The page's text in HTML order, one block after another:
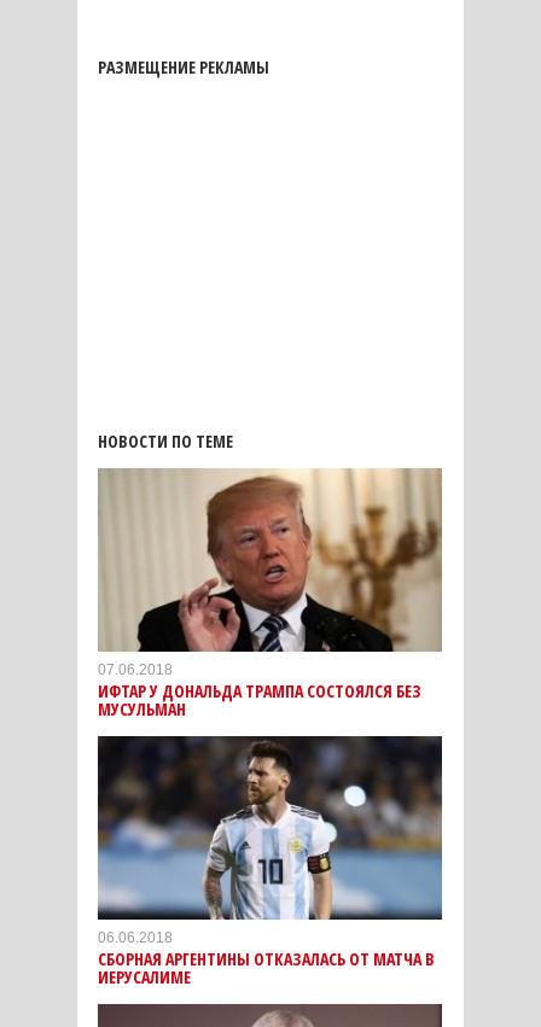
РАЗМЕЩЕНИЕ РЕКЛАМЫ
НОВОСТИ ПО ТЕМЕ
07.06.2018
ИФТАР У ДОНАЛЬДА ТРАМПА СОСТОЯЛСЯ БЕЗ
МУСУЛЬМАН
06.06.2018
СБОРНАЯ АРГЕНТИНЫ ОТКАЗАЛАСЬ ОТ МАТЧА В
ИЕРУСАЛИМЕ